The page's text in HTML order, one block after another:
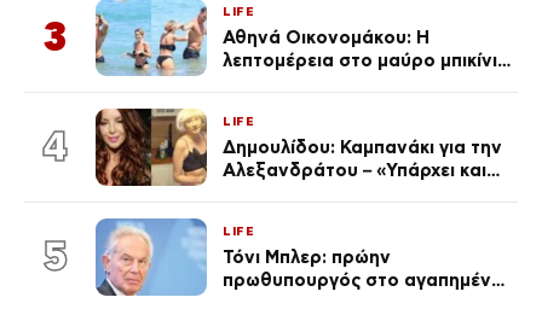
Λένας
3
LIFE
Αθηνά Οικονομάκου: Η
λεπτομέρεια στο μαύρο μπικίνι
(φωτογραφίες)
4
LIFE
Δημουλίδου: Καμπανάκι για την
Αλεξανδράτου – «Υπάρχει και
5
LIFE
Τόνι Μπλερ: πρώην
πρωθυπουργός στο αγαπημένο